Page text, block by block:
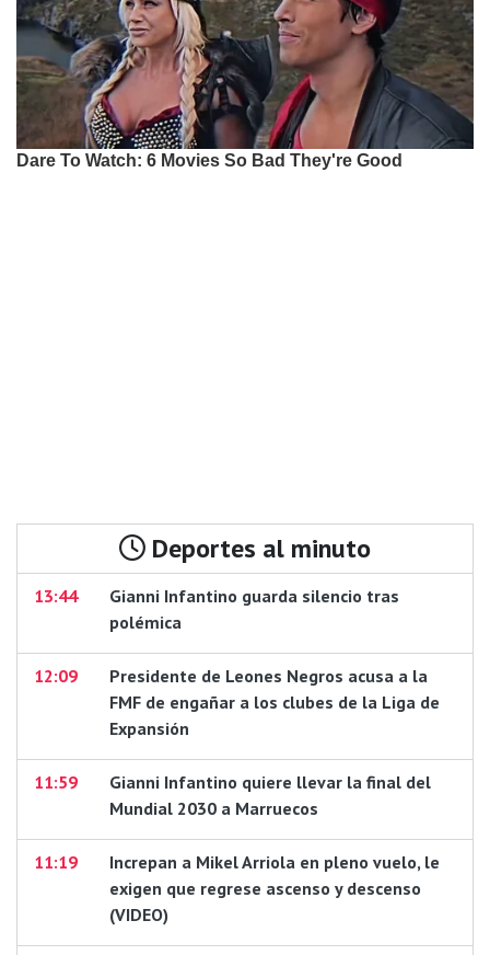
Deportes al minuto
13:44
Gianni Infantino guarda silencio tras
polémica
12:09
Presidente de Leones Negros acusa a la
FMF de engañar a los clubes de la Liga de
Expansión
11:59
Gianni Infantino quiere llevar la final del
Mundial 2030 a Marruecos
11:19
Increpan a Mikel Arriola en pleno vuelo, le
exigen que regrese ascenso y descenso
(VIDEO)